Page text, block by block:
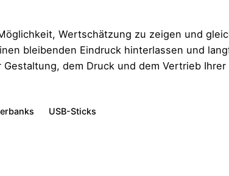
Wertschätzung zu zeigen und
bleibenden Eindruck hinterlassen und
dem Druck und dem Vertrieb
USB-Sticks